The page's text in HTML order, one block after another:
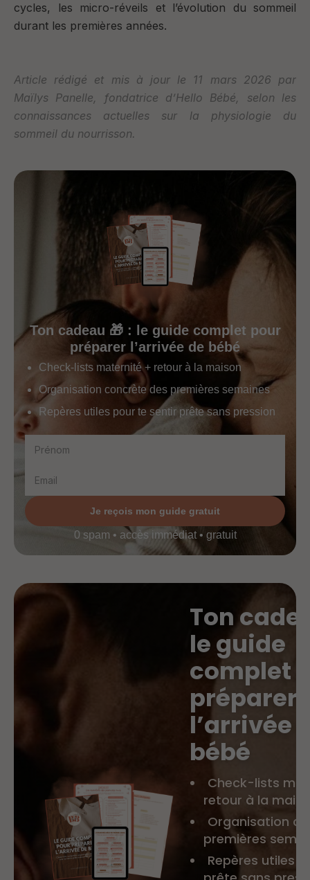
cycles, les micro-réveils et l’évolution du sommeil
durant les premières années.
Article rédigé et mis à jour le 11 mars 2026 par
Maïlys Panelle, fondatrice d’Hello Bébé, selon les
connaissances actuelles sur la physiologie du
sommeil du nourrisson.
Ton cadeau 🎁 : le guide complet pour
préparer l’arrivée de bébé
Check-lists maternité + retour à la maison
Organisation concrète des premières semaines
Repères utiles pour te sentir prête sans pression
Je reçois mon guide gratuit
0 spam • accès immédiat • gratuit
Ton
le guide
complet
préparer
l’arrivée
bébé
Check-lists
retour à la
Organisation
premières
Repères utiles